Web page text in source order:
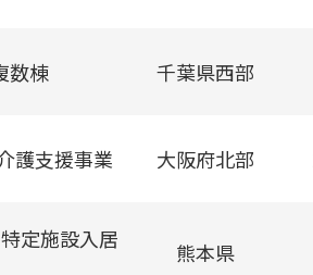
数棟 千葉県西部
護支援事業 大阪府北部
定施設入居
熊本県